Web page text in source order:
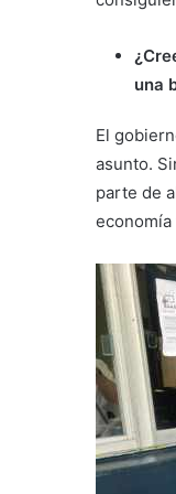
una
El
asunto.
parte de
economía